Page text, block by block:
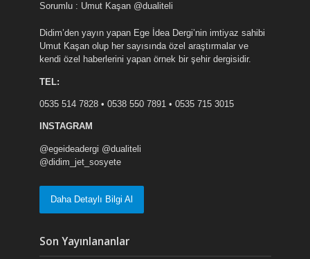
Sorumlu : Umut Kaşan @dualiteli
Didim’den yayın yapan Ege İdea Dergi’nin imtiyaz sahibi
Umut Kaşan olup her sayısında özel araştırmalar ve
kendi özel haberlerini yapan örnek bir şehir dergisidir.
TEL:
0535 514 7828 • 0538 550 7891 • 0535 715 3015
INSTAGRAM
@egeideadergi @dualiteli
@didim_jet_sosyete
Daha Detaylı Bilgi Al
Son Yayınlananlar